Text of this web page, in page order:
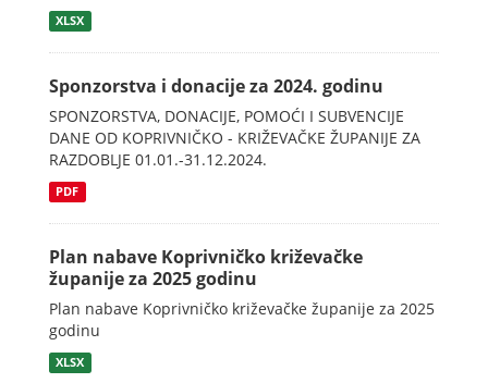
XLSX
Sponzorstva i donacije za 2024. godinu
SPONZORSTVA, DONACIJE, POMOĆI I SUBVENCIJE
DANE OD KOPRIVNIČKO - KRIŽEVAČKE ŽUPANIJE ZA
RAZDOBLJE 01.01.-31.12.2024.
PDF
Plan nabave Koprivničko križevačke
županije za 2025 godinu
Plan nabave Koprivničko križevačke županije za 2025
godinu
XLSX